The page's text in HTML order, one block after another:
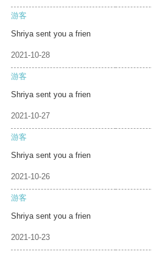
游客
Shriya sent you a frien
2021-10-28
游客
Shriya sent you a frien
2021-10-27
游客
Shriya sent you a frien
2021-10-26
游客
Shriya sent you a frien
2021-10-23